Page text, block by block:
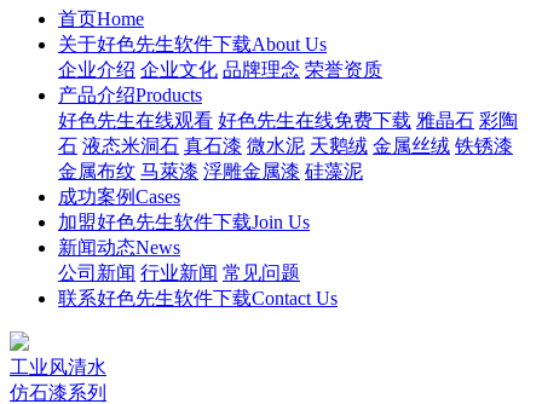
首页Home
关于好色先生软件下载About Us
企业介绍 企业文化 品牌理念 荣誉资质
产品介绍Products
好色先生在线观看 好色先生在线免费下载 雅晶石 彩陶
石 液态米洞石 真石漆 微水泥 天鹅绒 金属丝绒 铁锈漆
金属布纹 马萊漆 浮雕金属漆 硅藻泥
成功案例Cases
加盟好色先生软件下载Join Us
新闻动态News
公司新闻 行业新闻 常见问题
联系好色先生软件下载Contact Us
工业风清水
仿石漆系列